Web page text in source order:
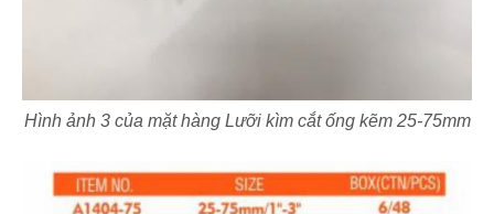
Hình ảnh 3 của mặt hàng Lưỡi kìm cắt ống kẽm 25-75mm